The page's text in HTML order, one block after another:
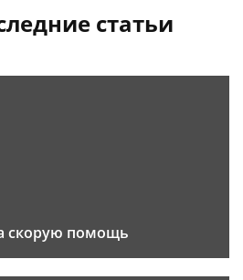
статьи
скорую помощь